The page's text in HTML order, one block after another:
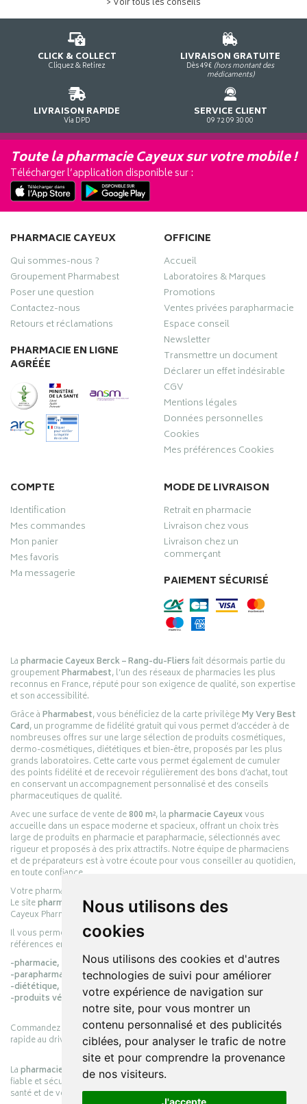
Nous utilisons des
cookies
Nous utilisons des cookies et d'autres
technologies de suivi pour améliorer
votre expérience de navigation sur
notre site, pour vous montrer un
contenu personnalisé et des publicités
ciblées, pour analyser le trafic de notre
site et pour comprendre la provenance
de nos visiteurs.
J'accepte
> Voir tous les conseils
CLICK & COLLECT
Cliquez & Retirez
LIVRAISON GRATUITE
Dès 49€ (hors montant des
médicaments)
LIVRAISON RAPIDE
Via DPD
SERVICE CLIENT
09 72 09 30 00
Toute la pharmacie Cayeux sur votre mobile !
Télécharger l’application disponible sur :
PHARMACIE CAYEUX
Qui sommes-nous ?
Groupement Pharmabest
Poser une question
Contactez-nous
Retours et réclamations
PHARMACIE EN LIGNE
AGRÉÉE
OFFICINE
Accueil
Laboratoires & Marques
Promotions
Ventes privées parapharmacie
Espace conseil
Newsletter
Transmettre un document
Déclarer un effet indésirable
CGV
Mentions légales
Données personnelles
Cookies
Mes préférences Cookies
COMPTE
Identification
Mes commandes
Mon panier
Mes favoris
Ma messagerie
MODE DE LIVRAISON
Retrait en pharmacie
Livraison chez vous
Livraison chez un
commerçant
PAIEMENT SÉCURISÉ
Lapharmacie Cayeux Berck – Rang-du-Fliersfait désormais partie du
groupementPharmabest, l’un des réseaux de pharmacies les plus
reconnus en France, réputé pour son exigence de qualité, son expertise
et son accessibilité.
Grâce àPharmabest, vous bénéficiez de la carte privilègeMy Very Best
Card, un programme de fidélité gratuit qui vous permet d’accéder à de
nombreuses offres sur une large sélection de produits cosmétiques,
dermo-cosmétiques, diététiques et bien-être, proposés par les plus
grands laboratoires. Cette carte vous permet également de cumuler
des points fidélité et de recevoir régulièrement des bons d’achat, tout
en conservant un accompagnement personnalisé et des conseils
pharmaceutiques de qualité.
Avec une surface de vente de800 m², lapharmacie Cayeuxvous
accueille dans un espace moderne et spacieux, offrant un choix très
large de produits en pharmacie et parapharmacie, sélectionnés avec
rigueur et proposés à des prix attractifs. Notre équipe de pharmaciens
et de préparateurs est à votre écoute pour vous conseiller au quotidien,
en toute confiance.
Votre pharmacie en ligne :
Le sitepharmacie-cayeux.frest le prolongement digital de la pharmacie
Cayeux Pharmabest Berck-sur-Mer – Rang-du-Fliers.
Il vous permet de réaliser vos achats en ligne parmi des milliers de
références en :
-pharmacie,
-parapharmacie,
-diététique,
-produits vétérinaires.
Commandez simplement vos produits en ligne et choisissez le retrait
rapide au drive ou la livraison à domicile, en toute simplicité.
Lapharmacie Cayeuxs’engage à vous offrir une expérience pratique,
fiable et sécurisée, en officine comme en ligne, au service de votre
santé et de votre bien-être.